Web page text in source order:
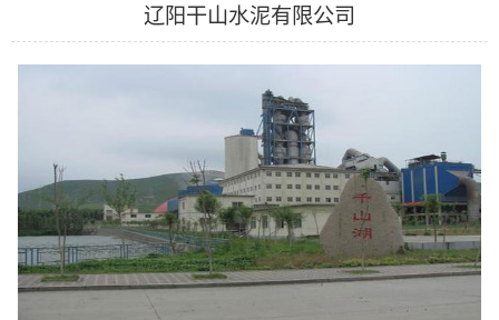
辽阳干山水泥有限公司